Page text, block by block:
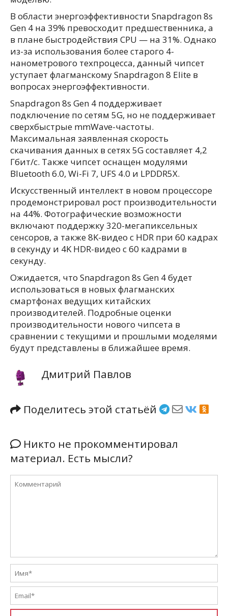
В области энергоэффективности Snapdragon 8s
Gen 4 на 39% превосходит предшественника, а
в плане быстродействия CPU — на 31%. Однако
из-за использования более старого 4-
нанометрового техпроцесса, данный чипсет
уступает флагманскому Snapdragon 8 Elite в
вопросах энергоэффективности.
Snapdragon 8s Gen 4 поддерживает
подключение по сетям 5G, но не поддерживает
сверхбыстрые mmWave-частоты.
Максимальная заявленная скорость
скачивания данных в сетях 5G составляет 4,2
Гбит/с. Также чипсет оснащен модулями
Bluetooth 6.0, Wi-Fi 7, UFS 4.0 и LPDDR5X.
Искусственный интеллект в новом процессоре
продемонстрировал рост производительности
на 44%. Фотографические возможности
включают поддержку 320-мегапиксельных
сенсоров, а также 8K-видео с HDR при 60 кадрах
в секунду и 4K HDR-видео с 60 кадрами в
секунду.
Ожидается, что Snapdragon 8s Gen 4 будет
использоваться в новых флагманских
смартфонах ведущих китайских
производителей. Подробные оценки
производительности нового чипсета в
сравнении с текущими и прошлыми моделями
будут представлены в ближайшее время.
Дмитрий Павлов
Поделитесь этой статьёй
Никто не прокомментировал
материал. Есть мысли?